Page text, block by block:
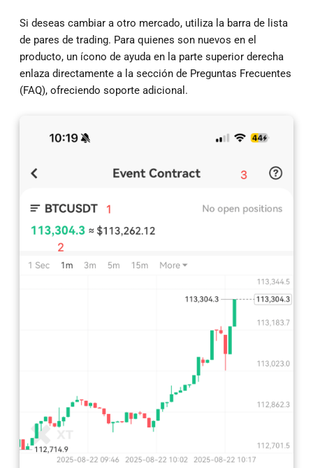
Si deseas cambiar a otro mercado, utiliza la barra de lista
de pares de trading. Para quienes son nuevos en el
producto, un ícono de ayuda en la parte superior derecha
enlaza directamente a la sección de Preguntas Frecuentes
(FAQ), ofreciendo soporte adicional.